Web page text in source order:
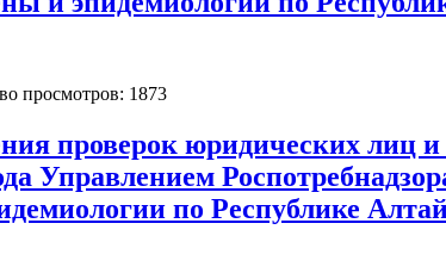
просмотров: 1873
проверок юридических лиц
Управлением
по Республике